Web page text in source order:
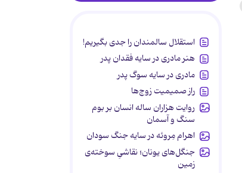
استقلال سالمندان را جدی بگیریم!
هنر مادری در سایه‌ فقدان پدر
مادری در سایه سوگ پدر
راز صمیمیت زوج‌ها
روایت هزاران ساله انسان بر بوم
سنگ و آسمان
اهرام مِروئه در سایه جنگ سودان
جنگل‌های یونان؛ نقاشیِ سوخته‌ی
زمین